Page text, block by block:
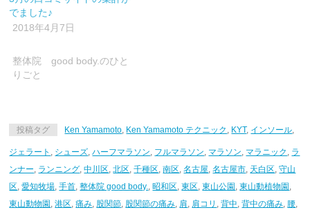
でました♪
2018年4月7日
整体院 good body.のひと
りごと
投稿タグ Ken Yamamoto, Ken Yamamoto テクニック , KYT, インソール,
ジェラート , シューズ,ハーフマラソン, フルマラソン, マラソン, マラニック , ラ
ンナー, ランニング,中川区,北区,千種区,南区,名古屋,名古屋市, 天白区,守山
区,愛知牧場,手首,整体院 good body., 昭和区,東区,東山公園 ,東山動植物園 ,
東山動物園 ,港区,痛み, 股関節, 股関節の痛み, 肩, 肩コリ ,背中,背中の痛み, 腰,